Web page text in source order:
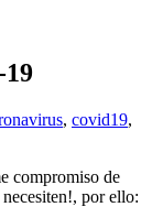
, covid19,
compromiso de
por ello: